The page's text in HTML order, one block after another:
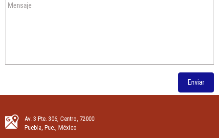
Enviar
Av. 3 Pte. 306, Centro, 72000
Puebla, Pue., México